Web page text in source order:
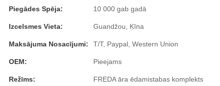
ئۇيغۇرچە
Esperanto
Hmong
Piegādes Spēja: 10 000 gab gadā
Izcelsmes Vieta: Guandžou, Ķīna
Maksājuma Nosacījumi: T/T, Paypal, Western Union
OEM: Pieejams
Režīms: FREDA āra ēdamistabas komplekts